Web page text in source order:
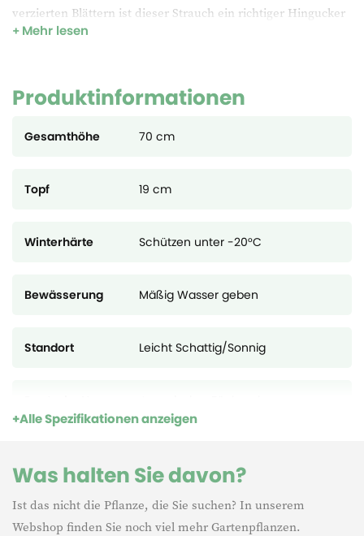
verzierten Blättern ist dieser Strauch ein richtiger Hingucker
in seiner Umgebung.
Metern erreichen und ist mit seinem aufrecht wachsenden
Diese Pflanze darf im Monat September geschnitten werden
Um die bestmögliche Pflege der Pflanze zu gewährleisten,
leichten Schatten, mit der Vorliebe eines feuchten, leicht
Mehr lesen
Produktinformationen
Gesamthöhe 70 cm
Topf 19 cm
Winterhärte Schützen unter -20°C
Bewässerung Mäßig Wasser geben
Standort Leicht Schattig/Sonnig
Alle Spezifikationen anzeigen
Was halten Sie davon?
Ist das nicht die Pflanze, die Sie suchen? In unserem
Webshop finden Sie noch viel mehr Gartenpflanzen.